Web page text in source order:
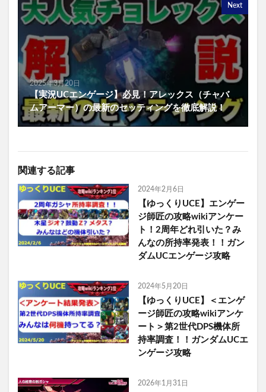
Next
2025年3月20日
【実況UCエンゲージ】必見！アレックス（チャバ
ムアーマー）の最新のセッティングを徹底解説！
関連する記事
2024年2月6日
【ゆっくりUCE】エンゲー
ジ師匠の攻略wikiアンケー
ト！2周年どれ引いた？み
んなの所持率発表！！ガン
ダムUCエンゲージ攻略
2024年5月20日
【ゆっくりUCE】＜エンゲ
ージ師匠の攻略wikiアンケ
ート＞第2世代DPS機体所
持率調査！！ガンダムUCエ
ンゲージ攻略
2026年1月31日